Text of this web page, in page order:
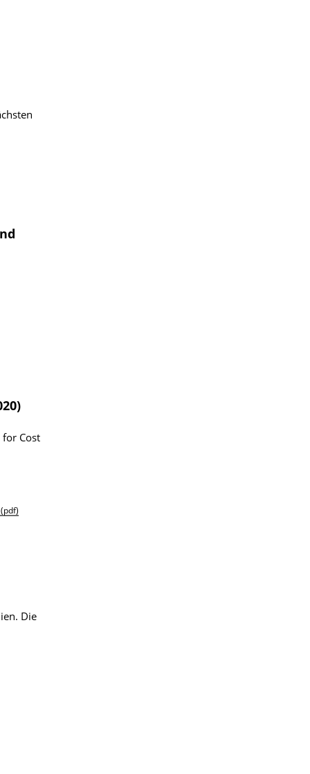
Cost
(pdf)
Die